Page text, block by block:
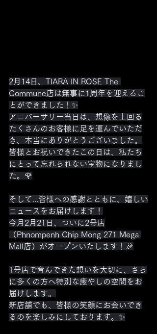
2月14日、TIARA IN ROSE The
Commune店は無事に1周年を迎えるこ
とができました！✨
アニバーサリー当日は、想像を上回る
たくさんのお客様に足を運んでいただ
き、本当にありがとうございました。
皆様とお祝いできたこの日は、私たち
にとって忘れられない宝物になりまし
た。🌹
そして...皆様への感謝とともに、嬉しい
ニュースをお届けします！
今月2月21日、ついに2号店
（Phnompenh Chip Mong 271 Mega
Mall店）がオープンいたします！🎉
1号店で育んできた想いを大切に、さら
に多くの方へ特別な癒やしの空間をお
届けします。
新店舗でも、皆様の笑顔にお会いでき
るのを楽しみにしております。✨